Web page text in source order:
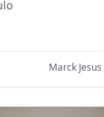
Marck Jesus